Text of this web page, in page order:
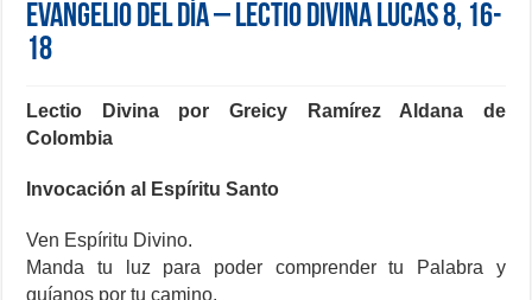
Evangelio del día – Lectio Divina Lucas 8, 16-
18
Lectio Divina por Greicy Ramírez Aldana de
Colombia
Invocación al Espíritu Santo
Ven Espíritu Divino.
Manda tu luz para poder comprender tu Palabra y
guíanos por tu camino.